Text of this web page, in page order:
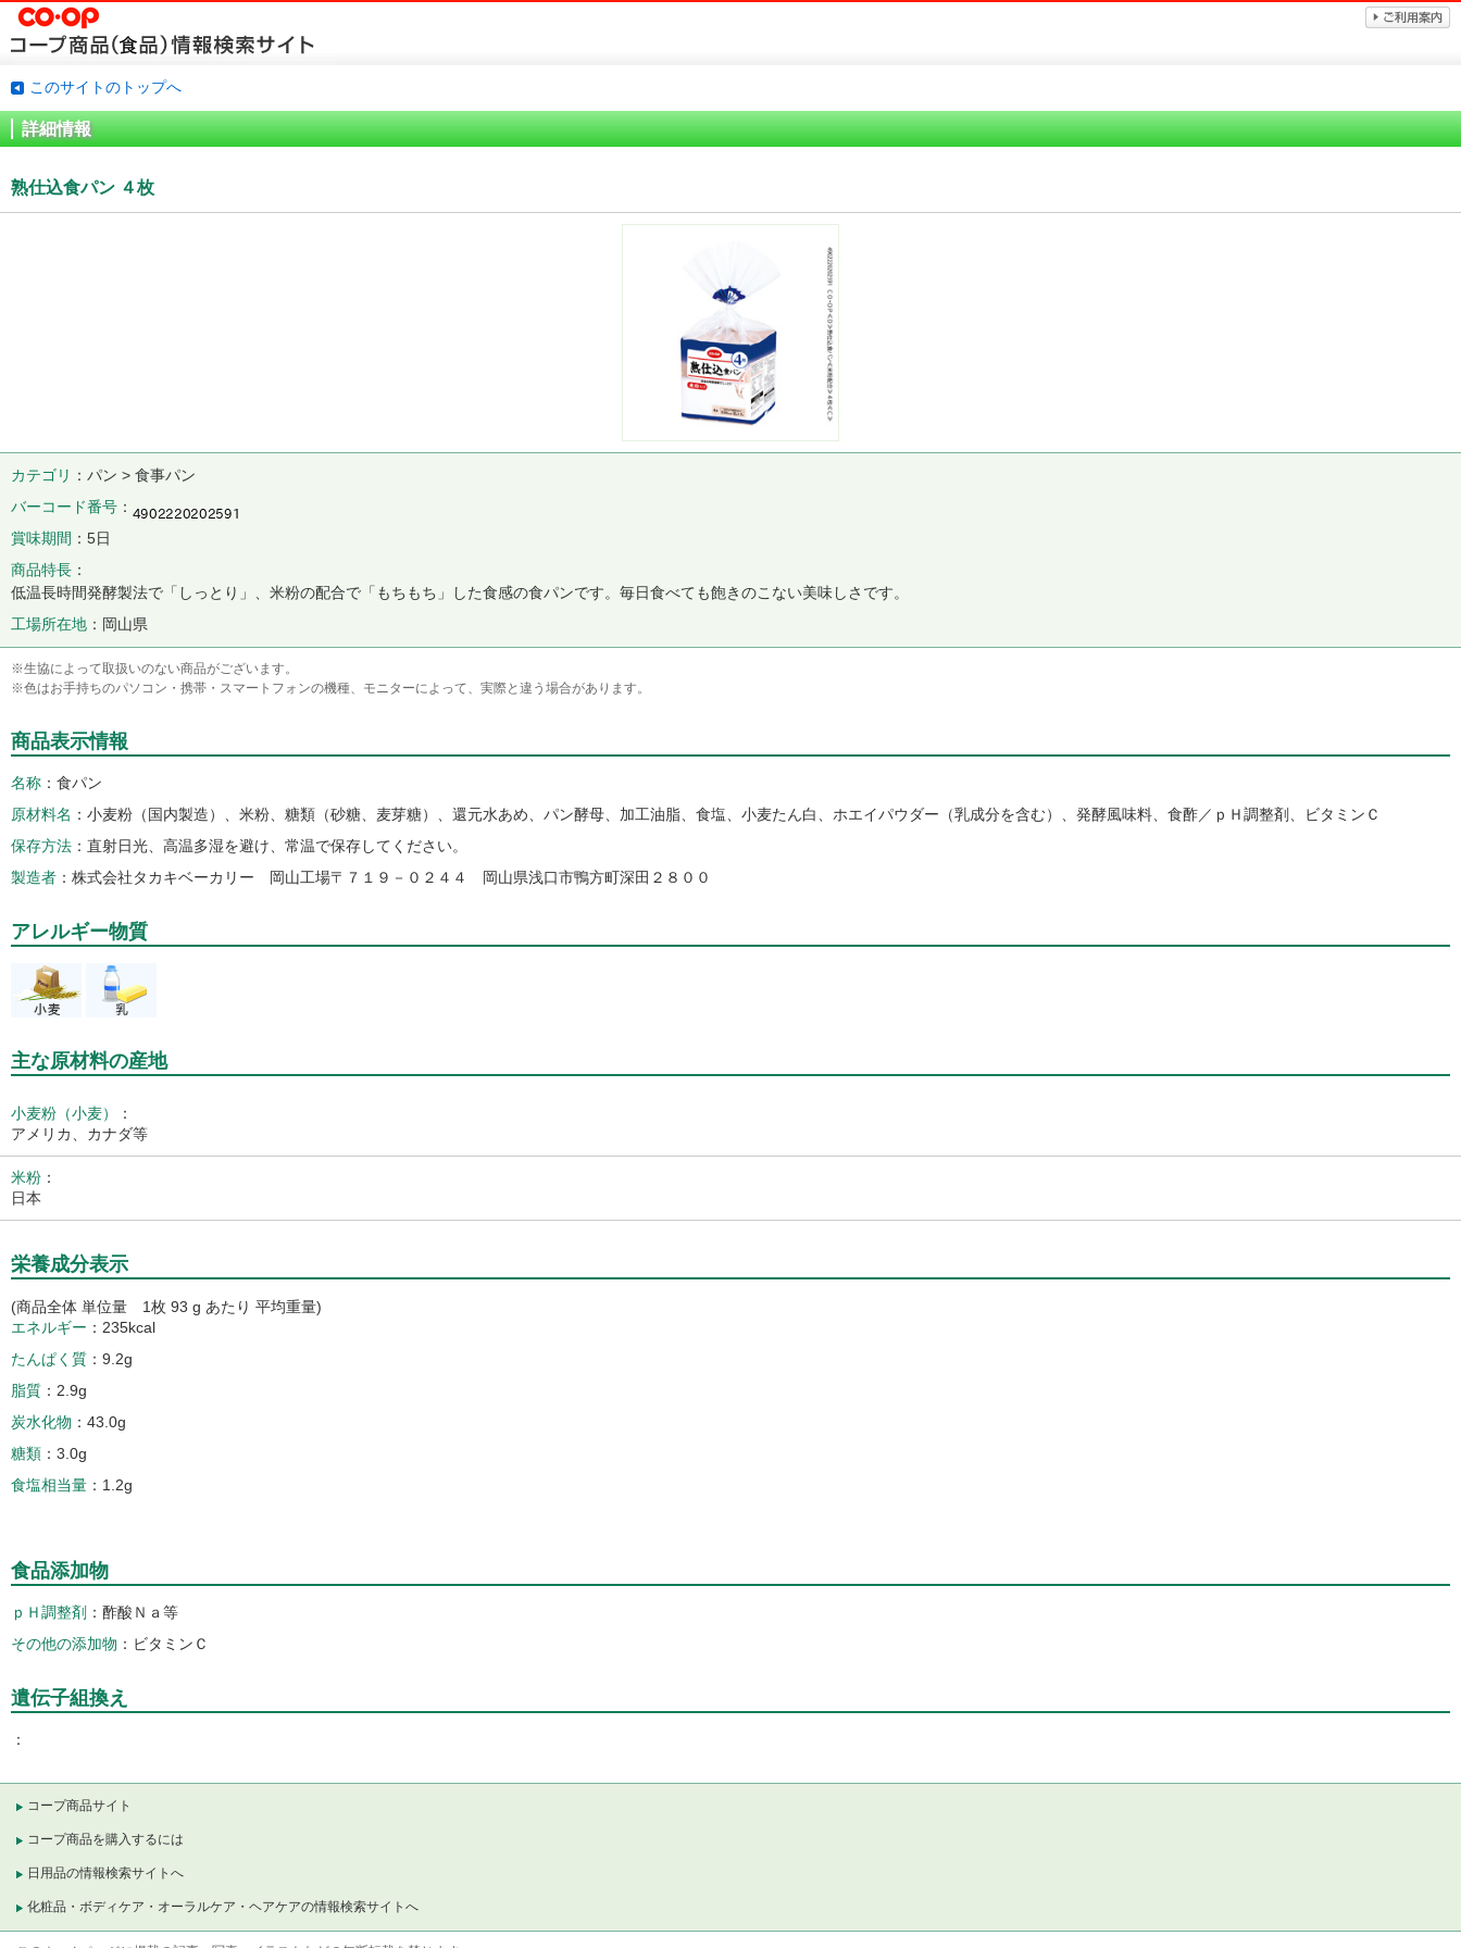
このサイトのトップへ
詳細情報
熟仕込食パン ４枚
カテゴリ
パン > 食事パン
バーコード番号
賞味期間
5日
商品特長
低温長時間発酵製法で「しっとり」、米粉の配合で「もちもち」した食感の食パンです。毎日食べても飽きのこない美味しさです。
工場所在地
岡山県
※生協によって取扱いのない商品がございます。
※色はお手持ちのパソコン・携帯・スマートフォンの機種、モニターによって、実際と違う場合があります。
商品表示情報
名称
食パン
原材料名
小麦粉（国内製造）、米粉、糖類（砂糖、麦芽糖）、還元水あめ、パン酵母、加工油脂、食塩、小麦たん白、ホエイパウダー（乳成分を含む）、発酵風味料、食酢／ｐＨ調整剤、ビタミンＣ
保存方法
直射日光、高温多湿を避け、常温で保存してください。
製造者
株式会社タカキベーカリー 岡山工場〒７１９－０２４４ 岡山県浅口市鴨方町深田２８００
アレルギー物質
主な原材料の産地
小麦粉（小麦）
：
アメリカ、カナダ等
米粉 ：
日本
栄養成分表示
(商品全体 単位量 1枚 93 g あたり 平均重量)
エネルギー
235kcal
たんぱく質
9.2g
脂質
2.9g
炭水化物
43.0g
糖類
3.0g
食塩相当量
1.2g
食品添加物
ｐＨ調整剤
酢酸Ｎａ等
その他の添加物
ビタミンＣ
遺伝子組換え
コープ商品サイト
コープ商品を購入するには
日用品の情報検索サイトへ
化粧品・ボディケア・オーラルケア・ヘアケアの情報検索サイトへ